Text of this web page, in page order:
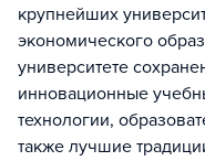
крупнейших
экономического
университете
инновационные
технологии,
также лучшие